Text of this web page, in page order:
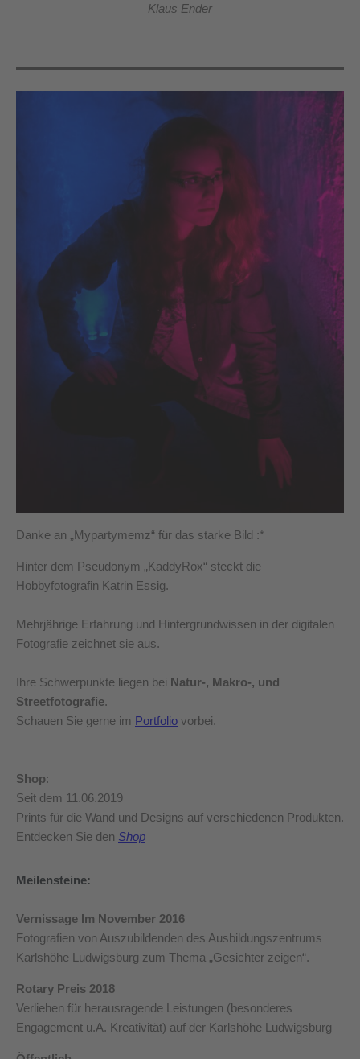
Klaus Ender
Danke an „Mypartymemz“ für das starke Bild :*
Hinter dem Pseudonym „KaddyRox“ steckt die
Hobbyfotografin Katrin Essig.
Mehrjährige Erfahrung und Hintergrundwissen in der digitalen
Fotografie zeichnet sie aus.
Ihre Schwerpunkte liegen bei Natur-, Makro-, und
Streetfotografie.
Schauen Sie gerne im Portfolio vorbei.
Shop:
Seit dem 11.06.2019
Prints für die Wand und Designs auf verschiedenen Produkten.
Entdecken Sie den Shop
Meilensteine:
Vernissage Im November 2016
Fotografien von Auszubildenden des Ausbildungszentrums
Karlshöhe Ludwigsburg zum Thema „Gesichter zeigen“.
Rotary Preis 2018
Verliehen für herausragende Leistungen (besonderes
Engagement u.A. Kreativität) auf der Karlshöhe Ludwigsburg